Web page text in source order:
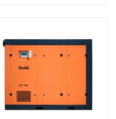
적인 압력을 제공하며, 1500–
3000 W 광섬유 레이저 절단기를
위해 특별히 설계되었습니다. 통
렬 구성을 단일 장치로 단순화하
여, 컴팩트한 크기, 짧은 배관 요구
사항 및 낮은 압력 손실을 제공합